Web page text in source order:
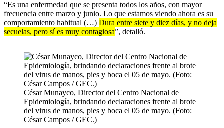
“Es una enfermedad que se presenta todos los años, con mayor
frecuencia entre marzo y junio. Lo que estamos viendo ahora es su
comportamiento habitual (…) Dura entre siete y diez días, y no deja
secuelas, pero sí es muy contagiosa”, detalló.
César Munayco, Director del Centro Nacional de
Epidemiología, brindando declaraciones frente al brote
del virus de manos, pies y boca el 05 de mayo. (Foto:
César Campos / GEC.)